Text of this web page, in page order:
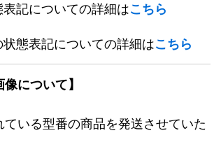
記についての詳細はこちら
態表記についての詳細はこちら
について】
いる型番の商品を発送させていた